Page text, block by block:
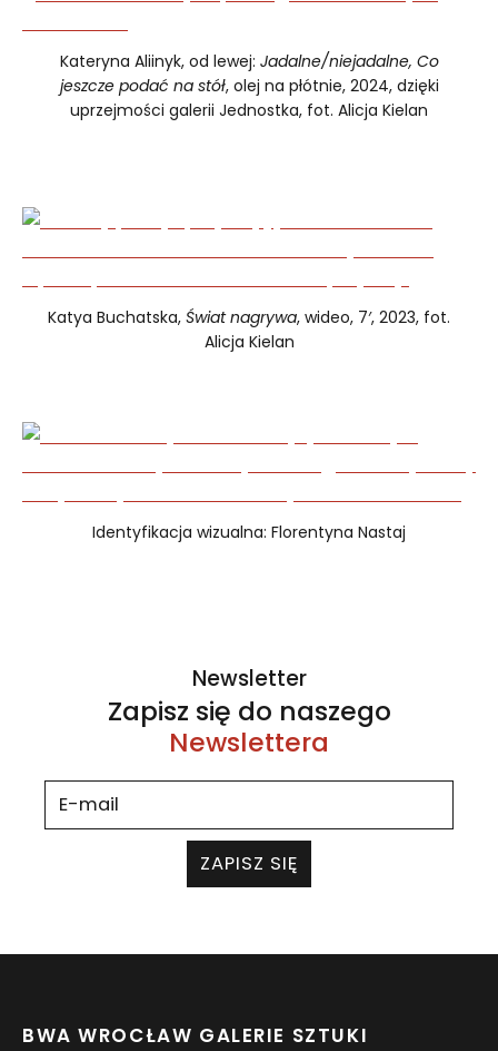
Kateryna Aliinyk, od lewej: Jadalne/niejadalne, Co
jeszcze podać na stół, olej na płótnie, 2024, dzięki
uprzejmości galerii Jednostka, fot. Alicja Kielan
Katya Buchatska, Świat nagrywa, wideo, 7′, 2023, fot.
Alicja Kielan
Identyfikacja wizualna: Florentyna Nastaj
Newsletter
Zapisz się do naszego
Newslettera
ZAPISZ SIĘ
BWA WROCŁAW GALERIE SZTUKI